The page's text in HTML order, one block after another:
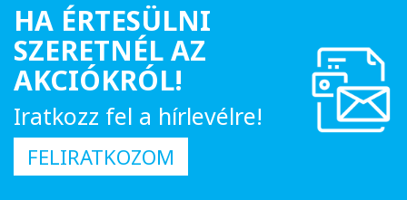
HA ÉRTESÜLNI
SZERETNÉL AZ
AKCIÓKRÓL!
Iratkozz fel a hírlevélre!
FELIRATKOZOM